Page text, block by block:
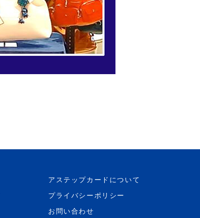
アステップカードについて
プライバシーポリシー
お問い合わせ